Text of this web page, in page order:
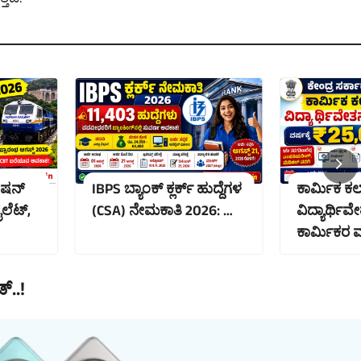
IBPS ಬ್ಯಾಂಕ್ ಕ್ಲರ್ಕ್ ಹುದ್ದೆಗಳ
(CSA) ನೇಮಕಾತಿ 2026: …
ಕಾರ್ಮಿಕ
ಕಾರ್ಮಿಕರ